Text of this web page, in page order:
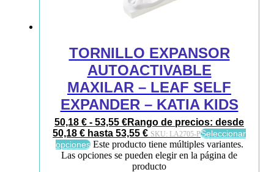
TORNILLO EXPANSOR
AUTOACTIVABLE
MAXILAR – LEAF SELF
EXPANDER – KATIA KIDS
50,18 € - 53,55 €Rango de precios: desde
50,18 € hasta 53,55 € SKU: LA2705-PSeleccionar
opciones Este producto tiene múltiples variantes.
Las opciones se pueden elegir en la página de
producto